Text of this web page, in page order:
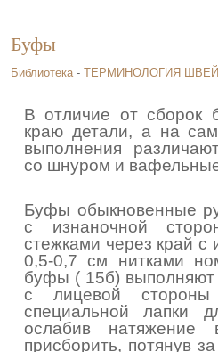
Буфы
Библиотека - ТЕРМИНОЛОГИЯ
В отличие от сборок
краю детали, а на
выполнения
со шнуром и
Буфы обыкновенные
с изнаночной
стежками через край
0,5-0,7 см нитками
буфы ( 15б)
с лицевой
специальной лапки
ослабив натяжение
присборить, потянув